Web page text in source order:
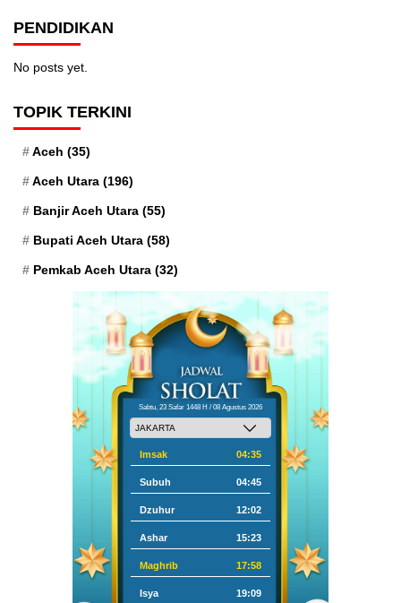
PENDIDIKAN
No posts yet.
TOPIK TERKINI
Aceh (35)
Aceh Utara (196)
Banjir Aceh Utara (55)
Bupati Aceh Utara (58)
Pemkab Aceh Utara (32)
Sabtu, 23 Safar 1448 H / 08 Agustus 2026
Imsak 04:35
Subuh 04:45
Dzuhur 12:02
Ashar 15:23
Maghrib 17:58
Isya 19:09